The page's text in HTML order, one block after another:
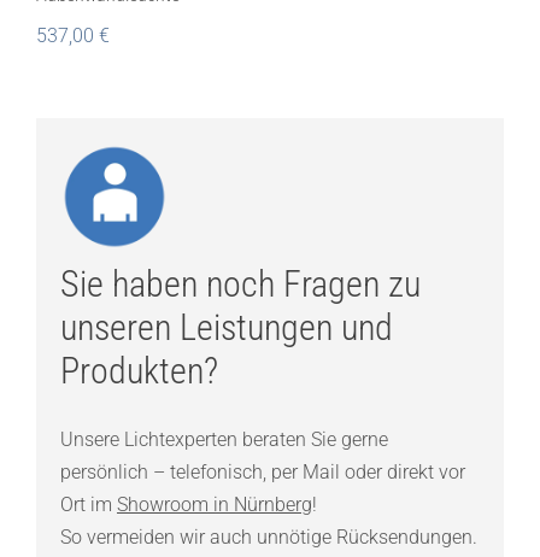
537,00 €
Sie haben noch Fragen zu
unseren Leistungen und
Produkten?
Unsere Lichtexperten beraten Sie gerne
persönlich – telefonisch, per Mail oder direkt vor
Ort im Showroom in Nürnberg!
So vermeiden wir auch unnötige Rücksendungen.